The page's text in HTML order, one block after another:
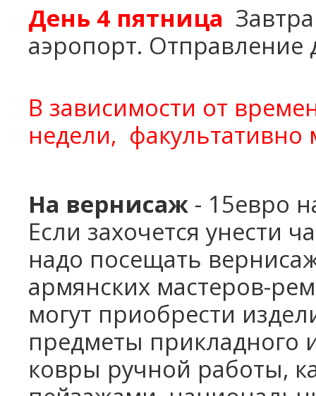
День 4 пятница
аэропорт. Отправление
В зависимости от
недели, факультативно
На вернисаж - 15евро
Если захочется унести
надо посещать
армянских мастеров-
могут приобрести
предметы прикладного
ковры ручной работы,